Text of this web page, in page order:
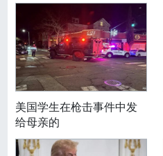
美国学生在枪击事件中发
给母亲的